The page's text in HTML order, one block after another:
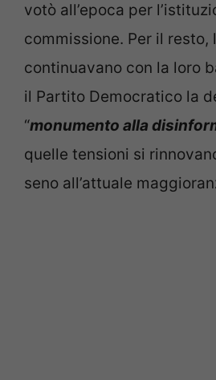
votò all’epoca per
commissione. Per il resto,
continuavano con la loro
il Partito Democratico la
“monumento alla
quelle tensioni si
seno all’attuale